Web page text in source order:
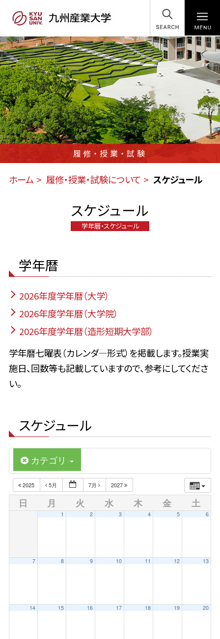
SEARCH
履修・授業・試験
ホーム 履修・授業・試験について スケジュール
スケジュール
学年暦・スケジュール
学年暦
2026年度学年暦（大学）
2026年度学年暦（大学院）
2026年度学年暦（造形短期大学部）
学年暦七曜表（カレンダ―形式）を掲載します。授業実
施日、回数等も記載していますので、参考にしてくださ
い。
スケジュール
カテゴリ
2025 5月 7月 2027
日 月 火 水 木 金 土
1 2 3 4 5 6
7 8 9 10 11 12 13
14 15 16 17 18 19 20